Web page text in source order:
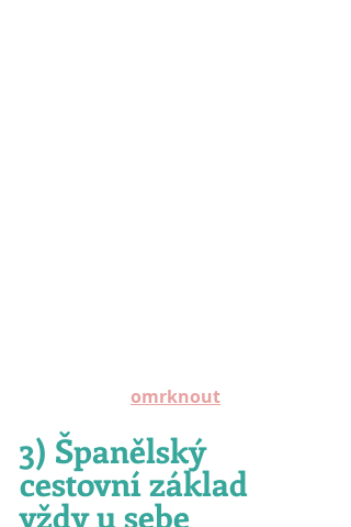
omrknout
3) Španělský
cestovní základ
vždy u sebe